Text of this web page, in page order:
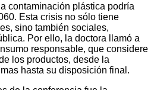
contaminación plástica podría
Esta crisis no sólo tiene
sino también sociales,
Por ello, la doctora llamó a
responsable, que considere
los productos, desde la
hasta su disposición final.